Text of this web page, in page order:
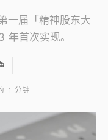
一届「精神股东大
首次实现。
1 分钟